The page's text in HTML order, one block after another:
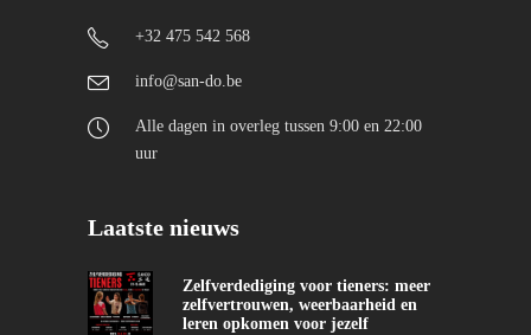
+32 475 542 568
info@san-do.be
Alle dagen in overleg tussen 9:00 en 22:00
uur
Laatste nieuws
Zelfverdediging voor tieners: meer
zelfvertrouwen, weerbaarheid en
leren opkomen voor jezelf